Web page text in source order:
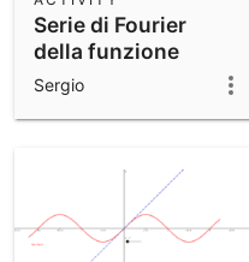
Serie di Fourier
della funzione
"gradino"
Sergio